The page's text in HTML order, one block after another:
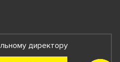
директору